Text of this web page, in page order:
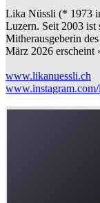
Lika Nüssli (* 1973
Luzern. Seit 2003 ist
Mitherausgeberin
März 2026 erscheint
www.likanuessli.ch